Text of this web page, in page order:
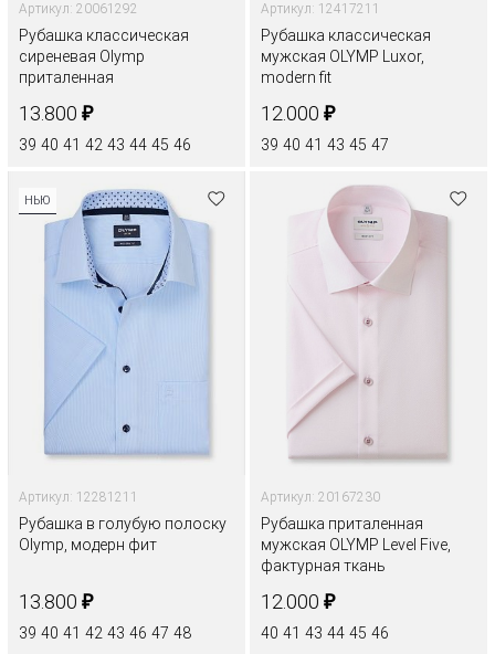
Артикул: 20061292
Рубашка классическая
сиреневая Olymp
приталенная
13.800 ₽
39 40 41 42 43 44 45 46
Артикул: 12417211
Рубашка классическая
мужская OLYMP Luxor,
modern fit
12.000 ₽
39 40 41 43 45 47
НЬЮ
Артикул: 12281211
Рубашка в голубую полоску
Olymp, модерн фит
13.800 ₽
39 40 41 42 43 46 47 48
Артикул: 20167230
Рубашка приталенная
мужская OLYMP Level Five,
фактурная ткань
12.000 ₽
40 41 43 44 45 46